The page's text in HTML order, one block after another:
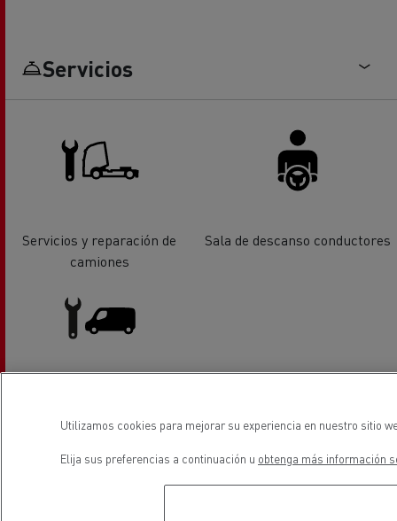
Servicios
Servicios y reparación de
camiones
Sala de descanso conductores
vehiculos industriales ligeros
Utilizamos cookies para mejorar su experiencia en nuestro sitio
Elija sus preferencias a continuación u obtenga más información